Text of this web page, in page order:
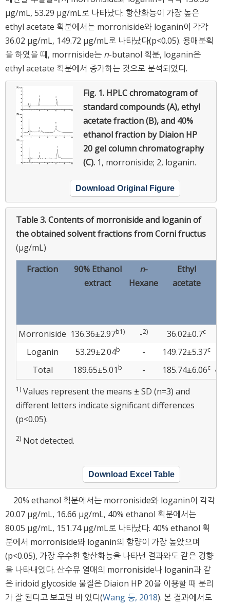
μg/mL, 53.29 μg/mL로 나타났다. 항산화능이 가장 높은
ethyl acetate 획분에서는 morroniside와 loganin이 각각
36.02 μg/mL, 149.72 μg/mL로 나타났다(p<0.05). 용매분획
을 하였을 때, morrniside는 n-butanol 획분, loganin은
ethyl acetate 획분에서 증가하는 것으로 분석되었다.
Fig. 1. HPLC chromatogram of
standard compounds (A), ethyl
acetate fraction (B), and 40%
ethanol fraction by Diaion HP
20 gel column chromatography
(C). 1, morroniside; 2, loganin.
Download Original Figure
Table 3.Contents of morroniside and loganin of
the obtained solvent fractions from Corni fructus
(μg/mL)
Fraction
90% Ethanol
extract
n-
Hexane
Ethyl
acetate
Morroniside 136.36±2.97b1) -2) 36.02±0.7c
Loganin
53.29±2.04b - 149.72±5.37c
Total
189.65±5.01 b - 185.74±6.06c
1) Values represent the means ± SD (n=3) and
different letters indicate significant differences
(p<0.05).
2) Not detected.
Download Excel Table
20% ethanol 획분에서는 morroniside와 loganin이 각각
20.07 μg/mL, 16.66 μg/mL, 40% ethanol 획분에서는
80.05 μg/mL, 151.74 μg/mL로 나타났다. 40% ethanol 획
분에서 morroniside와 loganin의 함량이 가장 높았으며
(p<0.05), 가장 우수한 항산화능을 나타낸 결과와도 같은 경향
을 나타내었다. 산수유 열매의 morroniside나 loganin과 같
은 iridoid glycoside 물질은 Diaion HP 20을 이용할 때 분리
가 잘 된다고 보고된 바 있다(Wang 등, 2018). 본 결과에서도